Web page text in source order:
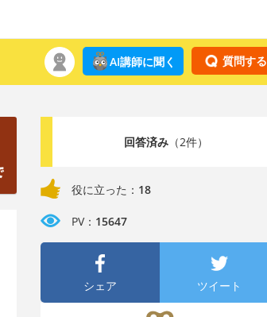
質問する
AI講師に聞く
回答済み（2件）
役に立った： 18
PV： 15647
シェア ツイート